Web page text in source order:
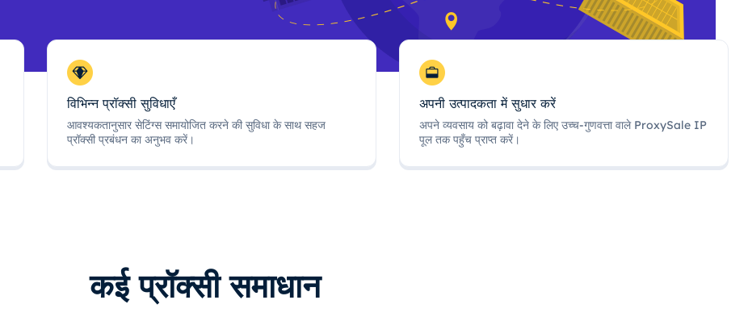
विभिन्न प्रॉक्सी सुविधाएँ
आवश्यकतानुसार सेटिंग्स समायोजित करने की सुविधा के साथ सहज
प्रॉक्सी प्रबंधन का अनुभव करें।
अपनी उत्पादकता में सुधार करें
अपने व्यवसाय को बढ़ावा देने के लिए उच्च-गुणवत्ता वाले ProxySale IP
पूल तक पहुँच प्राप्त करें।
कई प्रॉक्सी समाधान